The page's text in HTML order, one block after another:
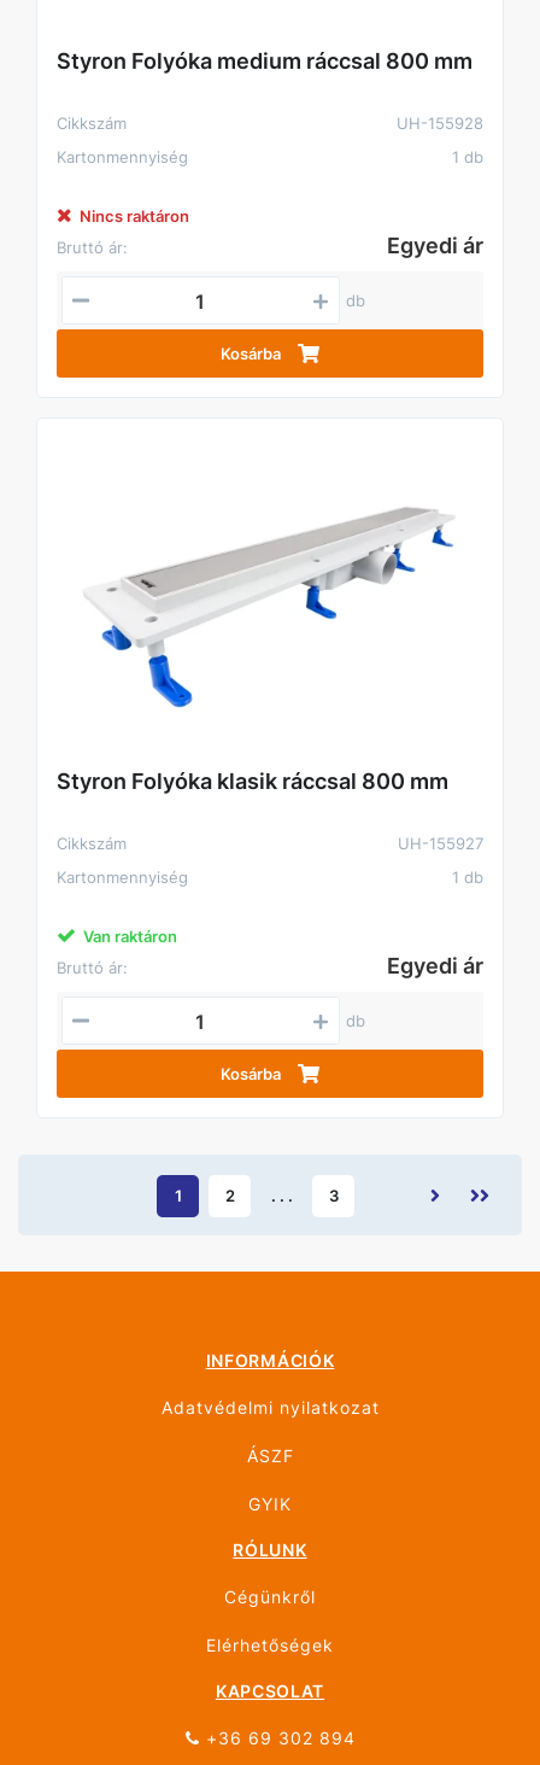
Styron Folyóka medium ráccsal 800 mm
Cikkszám
UH-155928
Kartonmennyiség
1 db
Nincs raktáron
Bruttó ár:
Egyedi ár
db
Kosárba
Styron Folyóka klasik ráccsal 800 mm
Cikkszám
UH-155927
Kartonmennyiség
1 db
Van raktáron
Bruttó ár:
Egyedi ár
db
Kosárba
1 2 . . . 3
INFORMÁCIÓK
Adatvédelmi nyilatkozat
ÁSZF
GYIK
RÓLUNK
Cégünkről
Elérhetőségek
KAPCSOLAT
+36 69 302 894